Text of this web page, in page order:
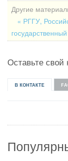
Другие
« РГГУ,
Оставьте свой
В КОНТАКТЕ